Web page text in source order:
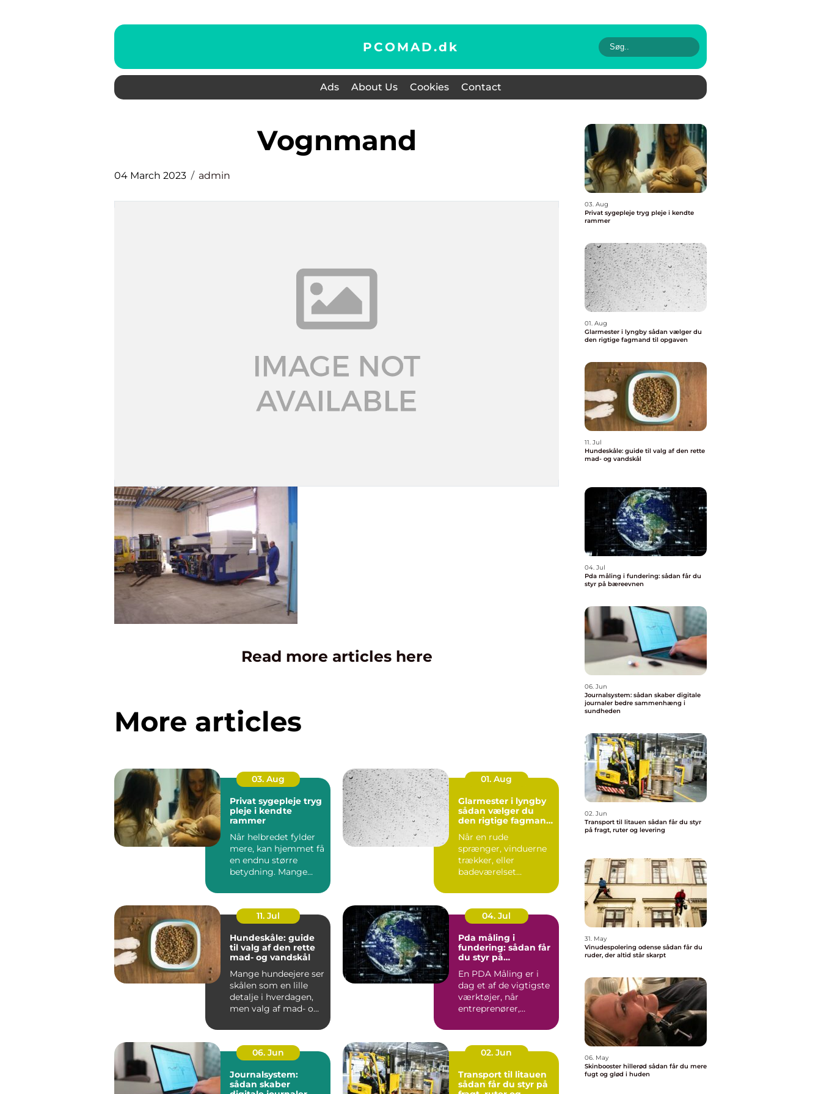
PCOMAD.dk
Ads About Us Cookies Contact
vognmand
04 March 2023 admin
Read more articles here
More articles
03. Aug
Privat sygepleje tryg
pleje i kendte
rammer
Når helbredet fylder
mere, kan hjemmet få
en endnu større
betydning. Mange
be...
01. Aug
Glarmester i lyngby
sådan vælger du
den rigtige fagmand
Når en rude
sprænger, vinduerne
trækker, eller
badeværelset
spejl, er en glarmest...
11. Jul
Hundeskåle: guide
til valg af den rette
mad- og vandskål
Mange hundeejere ser
skålen som en lille
detalje i hverdagen,
men valg af mad- og
04. Jul
Pda måling i
fundering: sådan får
du styr på
En PDA Måling er i
dag et af de vigtigste
værktøjer, når
entreprenører,
rådgivere vil d...
06. Jun
Journalsystem:
sådan skaber
02. Jun
Transport til litauen
sådan får du styr på
03. Aug
Privat sygepleje tryg pleje i kendte
rammer
01. Aug
Glarmester i lyngby sådan vælger du
den rigtige fagmand til opgaven
11. Jul
Hundeskåle: guide til valg af den rette
mad- og vandskål
04. Jul
Pda måling i fundering: sådan får du
styr på bæreevnen
06. Jun
Journalsystem: sådan skaber digitale
journaler bedre sammenhæng i
sundheden
02. Jun
Transport til litauen sådan får du styr
på fragt, ruter og levering
31. May
Vinudespolering odense sådan får du
ruder, der altid står skarpt
06. May
Skinbooster hillerød sådan får du mere
fugt og glød i huden